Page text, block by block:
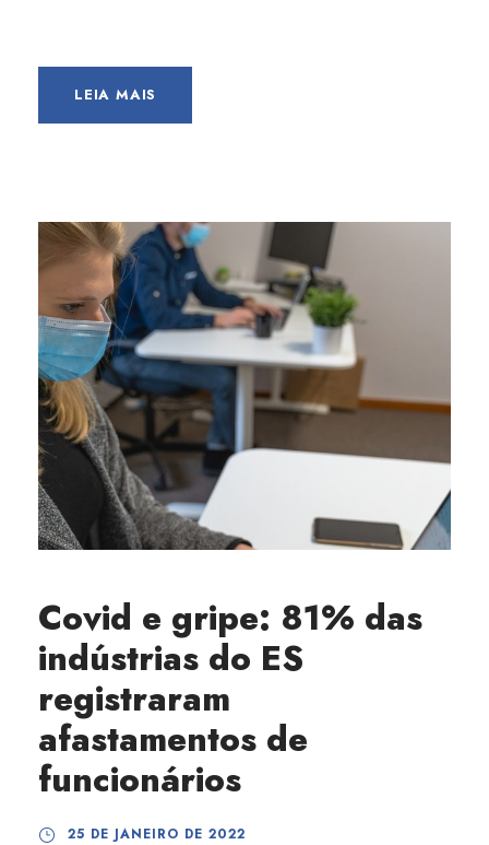
LEIA MAIS
Covid e gripe: 81% das
indústrias do ES
registraram
afastamentos de
funcionários
25 DE JANEIRO DE 2022